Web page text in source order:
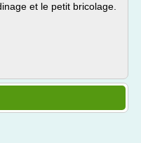
et le petit bricolage.